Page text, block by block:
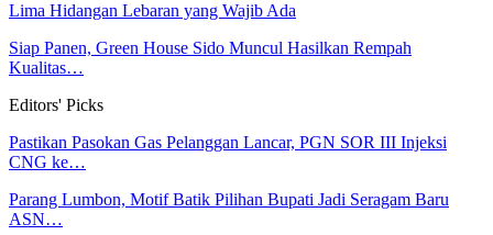
Lima Hidangan Lebaran yang Wajib Ada
Siap Panen, Green House Sido Muncul Hasilkan Rempah
Kualitas…
Editors' Picks
Pastikan Pasokan Gas Pelanggan Lancar, PGN SOR III Injeksi
CNG ke…
Parang Lumbon, Motif Batik Pilihan Bupati Jadi Seragam Baru
ASN…